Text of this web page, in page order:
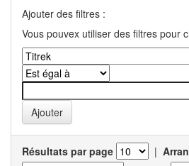
Ajouter des filtres :
Vous pouvex utiliser des filtres pour
Résultats par page |